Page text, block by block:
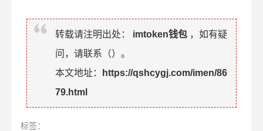
转载请注明出处： imtoken钱包 ，如有疑
问，请联系（）。
本文地址：
https://qshcygj.com/imen/86
79.html
标签：